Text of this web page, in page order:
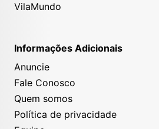
VilaMundo
Informações Adicionais
Anuncie
Fale Conosco
Quem somos
Política de privacidade